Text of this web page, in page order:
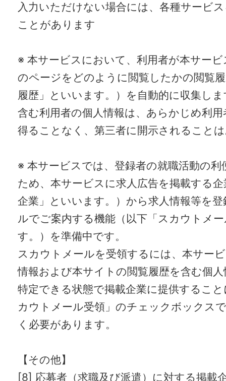
入力いただけない場合には、各種サービ
ことがあります
※ 本サービスにおいて、利用者が本サー
のページをどのように閲覧したかの閲覧
履歴」といいます。）を自動的に収集し
含む利用者の個人情報は、あらかじめ利
得ることなく、第三者に開示されること
※ 本サービスでは、登録者の就職活動の利
ため、本サービスに求人広告を掲載する
企業」といいます。）から求人情報等を
ルでご案内する機能（以下「スカウトメ
す。）を準備中です。
スカウトメールを受領するには、本サー
情報および本サイトの閲覧履歴を含む個
特定できる状態で掲載企業に提供するこ
カウトメール受領」のチェックボックス
く必要があります。
【その他】
[8] 応募者（求職及び派遣）に対する掲載